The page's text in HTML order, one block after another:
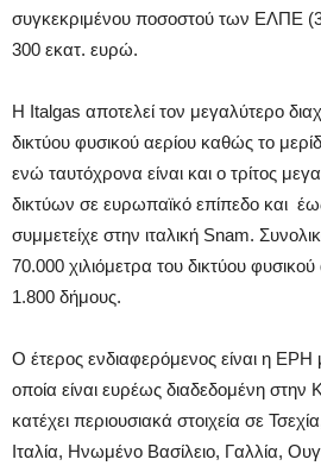
συγκεκριμένου ποσοστού των ΕΛΠΕ
300 εκατ. ευρώ.
Η Italgas αποτελεί τον μεγαλύτερο
δικτύου φυσικού αερίου καθώς το
ενώ ταυτόχρονα είναι και ο τρίτος
δικτύων σε ευρωπαϊκό επίπεδο και
συμμετείχε στην ιταλική Snam.
70.000 χιλιόμετρα του δικτύου φυσικού
1.800 δήμους.
O έτερος ενδιαφερόμενος είναι η
οποία είναι ευρέως διαδεδομένη στην
κατέχει περιουσιακά στοιχεία σε
Ιταλία, Ηνωμένο Βασίλειο, Γαλλία,